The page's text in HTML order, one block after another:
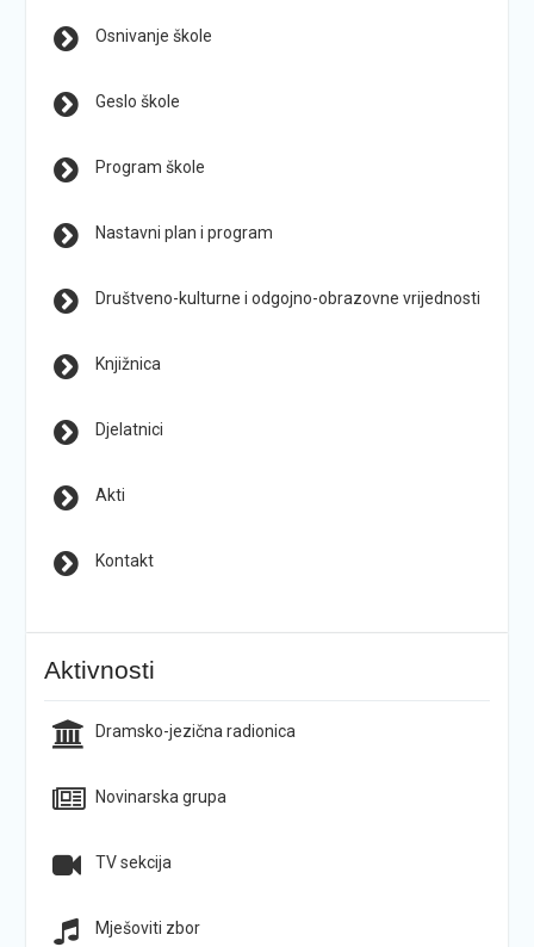
Osnivanje škole
Geslo škole
Program škole
Nastavni plan i program
Društveno-kulturne i odgojno-obrazovne vrijednosti
Knjižnica
Djelatnici
Akti
Kontakt
Aktivnosti
Dramsko-jezična radionica
Novinarska grupa
TV sekcija
Mješoviti zbor